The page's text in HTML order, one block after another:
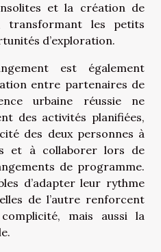
et la création de
transformant les petits
d’exploration.
est également
entre partenaires de
urbaine réussie ne
des activités planifiées,
des deux personnes à
et à collaborer lors de
de programme.
d’adapter leur rythme
de l’autre renforcent
mais aussi la